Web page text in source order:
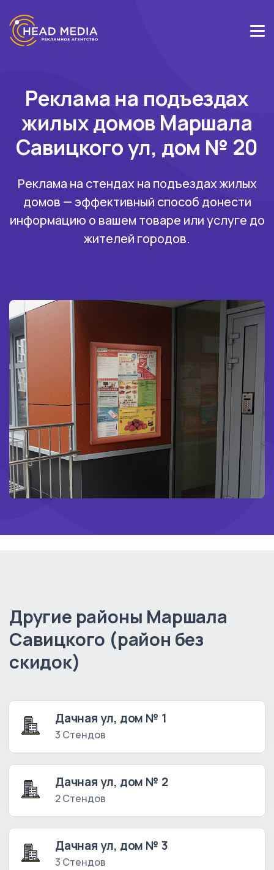
Реклама на подъездах
жилых домов Маршала
Савицкого ул, дом № 20
Реклама на стендах на подъездах жилых
домов — эффективный способ донести
информацию о вашем товаре или услуге до
жителей городов.
Другие районы Маршала
Савицкого (район без
скидок)
Дачная ул, дом № 1
3 Стендов
Дачная ул, дом № 2
2 Стендов
Дачная ул, дом № 3
3 Стендов